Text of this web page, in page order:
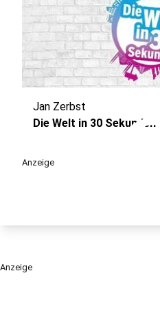
Jan Zerbst
Die Welt in 30
Anzeige
Anzeige